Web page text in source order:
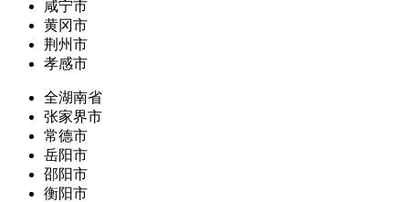
咸宁市
黄冈市
荆州市
孝感市
全湖南省
张家界市
常德市
岳阳市
邵阳市
衡阳市